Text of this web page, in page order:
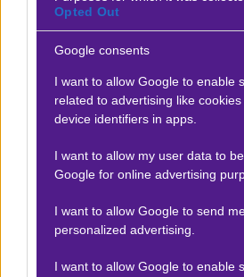
Opted Out
Google consents
I want to allow Google to enable
related to advertising like
device identifiers in apps.
I want to allow my user data to
Google for online advertising
I want to allow Google to send
personalized advertising.
I want to allow Google to enable
Δείτε αυτή τη δημοσίευση στο